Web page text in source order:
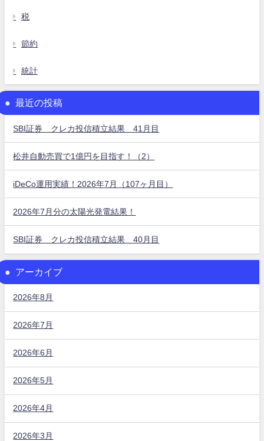
税
節約
統計
最近の投稿
SBI証券 クレカ投信積立結果 41月目
松井自動売買で1億円を目指す！（2）
iDeCo運用実績！2026年7月（107ヶ月目）
2026年7月分の太陽光発電結果！
SBI証券 クレカ投信積立結果 40月目
アーカイブ
2026年8月
2026年7月
2026年6月
2026年5月
2026年4月
2026年3月